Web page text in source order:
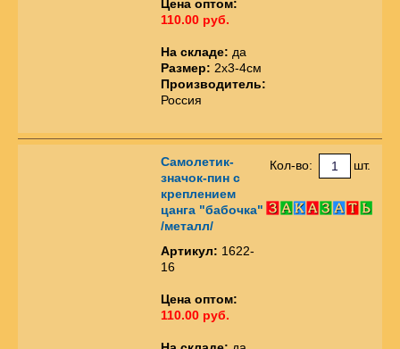
Цена оптом:
110.00 руб.
На складе: да
Размер: 2х3-4см
Производитель:
Россия
Самолетик-
значок-пин с
креплением
цанга "бабочка"
/металл/
Артикул: 1622-
16
Цена оптом:
110.00 руб.
Кол-во: шт.